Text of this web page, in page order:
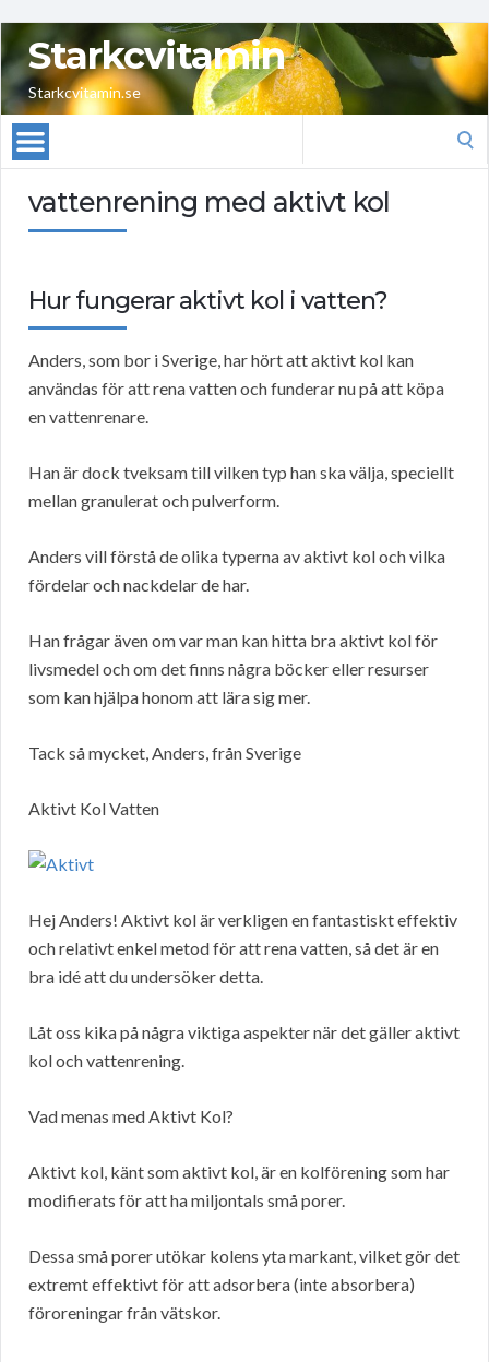
Starkcvitamin
Starkcvitamin.se
vattenrening med aktivt kol
Hur fungerar aktivt kol i vatten?
Anders, som bor i Sverige, har hört att aktivt kol kan
användas för att rena vatten och funderar nu på att köpa
en vattenrenare.
Han är dock tveksam till vilken typ han ska välja, speciellt
mellan granulerat och pulverform.
Anders vill förstå de olika typerna av aktivt kol och vilka
fördelar och nackdelar de har.
Han frågar även om var man kan hitta bra aktivt kol för
livsmedel och om det finns några böcker eller resurser
som kan hjälpa honom att lära sig mer.
Tack så mycket, Anders, från Sverige
Aktivt Kol Vatten
Hej Anders! Aktivt kol är verkligen en fantastiskt effektiv
och relativt enkel metod för att rena vatten, så det är en
bra idé att du undersöker detta.
Låt oss kika på några viktiga aspekter när det gäller aktivt
kol och vattenrening.
Vad menas med Aktivt Kol?
Aktivt kol, känt som aktivt kol, är en kolförening som har
modifierats för att ha miljontals små porer.
Dessa små porer utökar kolens yta markant, vilket gör det
extremt effektivt för att adsorbera (inte absorbera)
föroreningar från vätskor.